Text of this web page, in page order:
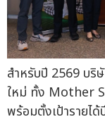
สำหรับปี 2569 บริ
ใหม่ ทั้ง Mother
พร้อมตั้งเป้ารายไ